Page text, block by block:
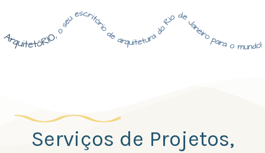
Serviços de Projetos,